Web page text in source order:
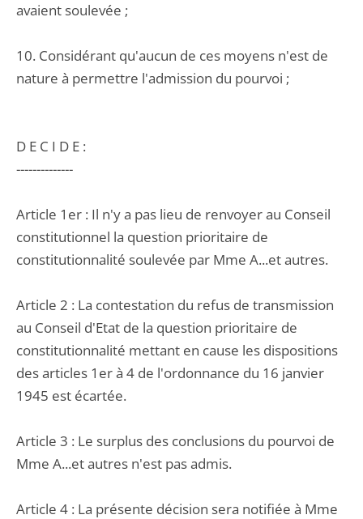
avaient soulevée ;
10. Considérant qu'aucun de ces moyens n'est de
nature à permettre l'admission du pourvoi ;
D E C I D E :
--------------
Article 1er : Il n'y a pas lieu de renvoyer au Conseil
constitutionnel la question prioritaire de
constitutionnalité soulevée par Mme A...et autres.
Article 2 : La contestation du refus de transmission
au Conseil d'Etat de la question prioritaire de
constitutionnalité mettant en cause les dispositions
des articles 1er à 4 de l'ordonnance du 16 janvier
1945 est écartée.
Article 3 : Le surplus des conclusions du pourvoi de
Mme A...et autres n'est pas admis.
Article 4 : La présente décision sera notifiée à Mme